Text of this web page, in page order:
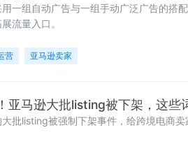
一组自动广告与一组手动广泛广告的搭
流量入口。
营 亚马逊卖家
亚马逊大批listing被下架，这些
批listing被强制下架事件，给跨境电商卖